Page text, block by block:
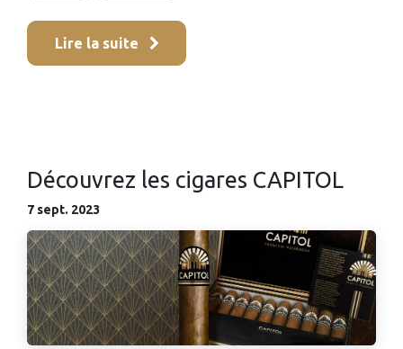
Lire la suite
Découvrez les cigares CAPITOL
7 sept. 2023